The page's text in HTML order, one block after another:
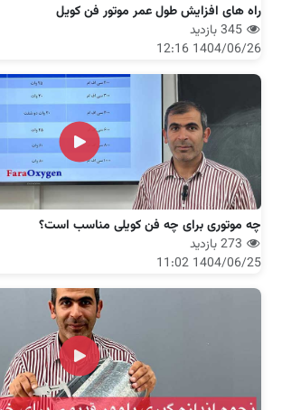
راه های افزایش طول عمر موتور فن کویل
345 بازدید
1404/06/26 12:16
چه موتوری برای چه فن کویلی مناسب است؟
1404/06/25 11:02